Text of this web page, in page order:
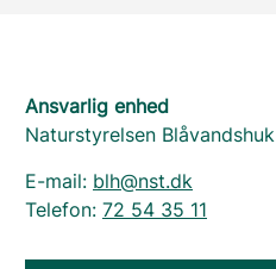
Ansvarlig enhed
Naturstyrelsen Blåvandshuk
E-mail: blh@nst.dk
Telefon: 72 54 35 11